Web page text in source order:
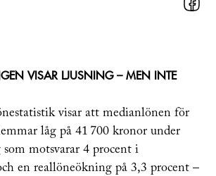
VISAR LJUSNING – MEN INTE
visar att medianlönen för
låg på 41 700 kronor under
motsvarar 4 procent i
en reallöneökning på 3,3 procent –